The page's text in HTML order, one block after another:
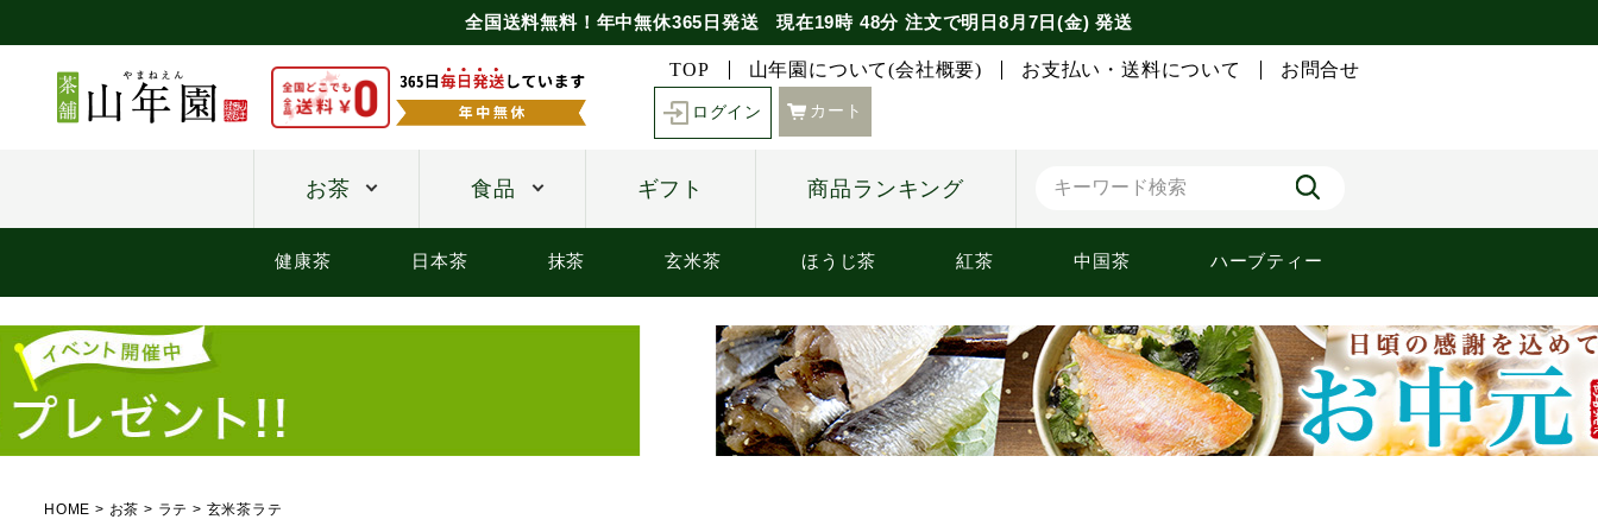
全国送料無料！年中無休365日発送 現在19時 48分 注文で明日8月7日(金) 発送
TOP 山年園について(会社概要) お支払い・送料について お問合せ
ログイン カート
お茶 食品 ギフト 商品ランキング
健康茶 日本茶 抹茶 玄米茶 ほうじ茶 紅茶 中国茶 ハーブティー
HOME お茶 ラテ 玄米茶ラテ